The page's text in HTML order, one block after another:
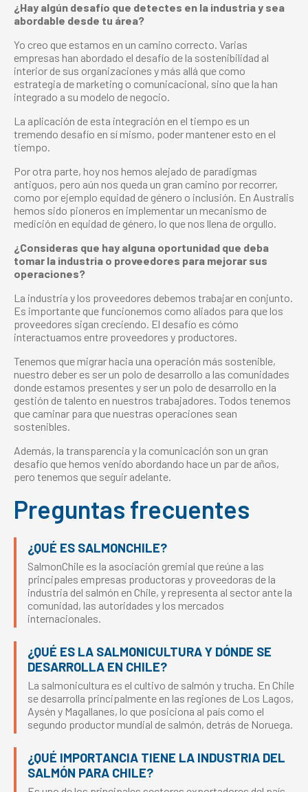
¿Hay algún desafío que detectes en la industria y sea
abordable desde tu área?
Yo creo que estamos en un camino correcto. Varias
empresas han abordado el desafío de la sostenibilidad al
interior de sus organizaciones y más allá que como
estrategia de marketing o comunicacional, sino que la han
integrado a su modelo de negocio.
La aplicación de esta integración en el tiempo es un
tremendo desafío en sí mismo, poder mantener esto en el
tiempo.
Por otra parte, hoy nos hemos alejado de paradigmas
antiguos, pero aún nos queda un gran camino por recorrer,
como por ejemplo equidad de género o inclusión. En Australis
hemos sido pioneros en implementar un mecanismo de
medición en equidad de género, lo que nos llena de orgullo.
¿Consideras que hay alguna oportunidad que deba
tomar la industria o proveedores para mejorar sus
operaciones?
La industria y los proveedores debemos trabajar en conjunto.
Es importante que funcionemos como aliados para que los
proveedores sigan creciendo. El desafío es cómo
interactuamos entre proveedores y productores.
Tenemos que migrar hacia una operación más sostenible,
nuestro deber es ser un polo de desarrollo a las comunidades
donde estamos presentes y ser un polo de desarrollo en la
gestión de talento en nuestros trabajadores. Todos tenemos
que caminar para que nuestras operaciones sean
sostenibles.
Además, la transparencia y la comunicación son un gran
desafío que hemos venido abordando hace un par de años,
pero tenemos que seguir adelante.
Preguntas frecuentes
¿QUÉ ES SALMONCHILE?
SalmonChile es la asociación gremial que reúne a las
principales empresas productoras y proveedoras de la
industria del salmón en Chile, y representa al sector ante la
comunidad, las autoridades y los mercados
internacionales.
¿QUÉ ES LA SALMONICULTURA Y DÓNDE SE
DESARROLLA EN CHILE?
La salmonicultura es el cultivo de salmón y trucha. En Chile
se desarrolla principalmente en las regiones de Los Lagos,
Aysén y Magallanes, lo que posiciona al país como el
segundo productor mundial de salmón, detrás de Noruega.
¿QUÉ IMPORTANCIA TIENE LA INDUSTRIA DEL
SALMÓN PARA CHILE?